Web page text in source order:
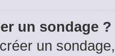
un sondage ?
un